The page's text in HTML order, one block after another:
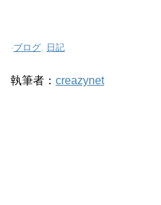
-ブログ, 日記
執筆者： creazynet